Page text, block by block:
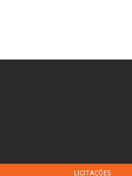
LICITAÇÕES